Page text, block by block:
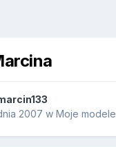
2007 w Moje modele